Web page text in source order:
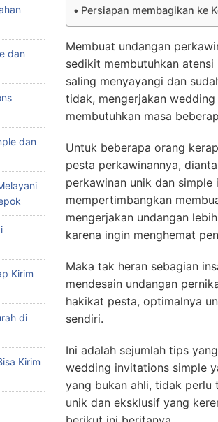
Persiapan membagikan ke
Membuat undangan
sedikit membutuhkan
saling menyayangi dan
tidak, mengerjakan
membutuhkan masa
Untuk beberapa orang
pesta perkawinannya,
perkawinan unik dan simple
mempertimbangkan
mengerjakan undangan
karena ingin menghemat
Maka tak heran sebagian
mendesain undangan
hakikat pesta, optimalnya
sendiri.
Ini adalah sejumlah tips
wedding invitations simple
yang bukan ahli, tidak
unik dan eksklusif yang
dan
dan
Kirim
di
Kirim